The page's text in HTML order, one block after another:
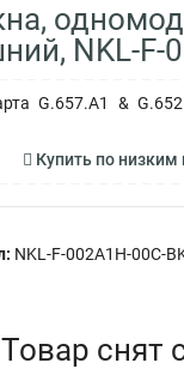
NKL-F-
G.657.A1 &
Купить по
NKL-F-002A1H-00C-
Товар снят